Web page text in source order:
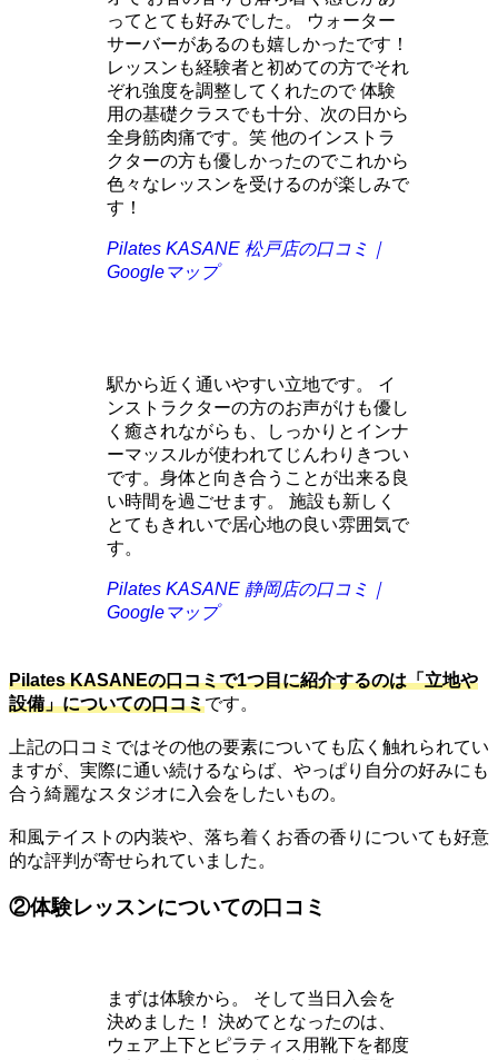
ってとても好みでした。 ウォーター
サーバーがあるのも嬉しかったです！
レッスンも経験者と初めての方でそれ
ぞれ強度を調整してくれたので 体験
用の基礎クラスでも十分、次の日から
全身筋肉痛です。笑 他のインストラ
クターの方も優しかったのでこれから
色々なレッスンを受けるのが楽しみで
す！
Pilates KASANE 松戸店の口コミ｜
Googleマップ
駅から近く通いやすい立地です。 イ
ンストラクターの方のお声がけも優し
く癒されながらも、しっかりとインナ
ーマッスルが使われてじんわりきつい
です。身体と向き合うことが出来る良
い時間を過ごせます。 施設も新しく
とてもきれいで居心地の良い雰囲気で
す。
Pilates KASANE 静岡店の口コミ｜
Googleマップ
Pilates KASANEの口コミで1つ目に紹介するのは「立地や
設備」についての口コミです。
上記の口コミではその他の要素についても広く触れられてい
ますが、実際に通い続けるならば、やっぱり自分の好みにも
合う綺麗なスタジオに入会をしたいもの。
和風テイストの内装や、落ち着くお香の香りについても好意
的な評判が寄せられていました。
②体験レッスンについての口コミ
まずは体験から。 そして当日入会を
決めました！ 決めてとなったのは、
ウェア上下とピラティス用靴下を都度